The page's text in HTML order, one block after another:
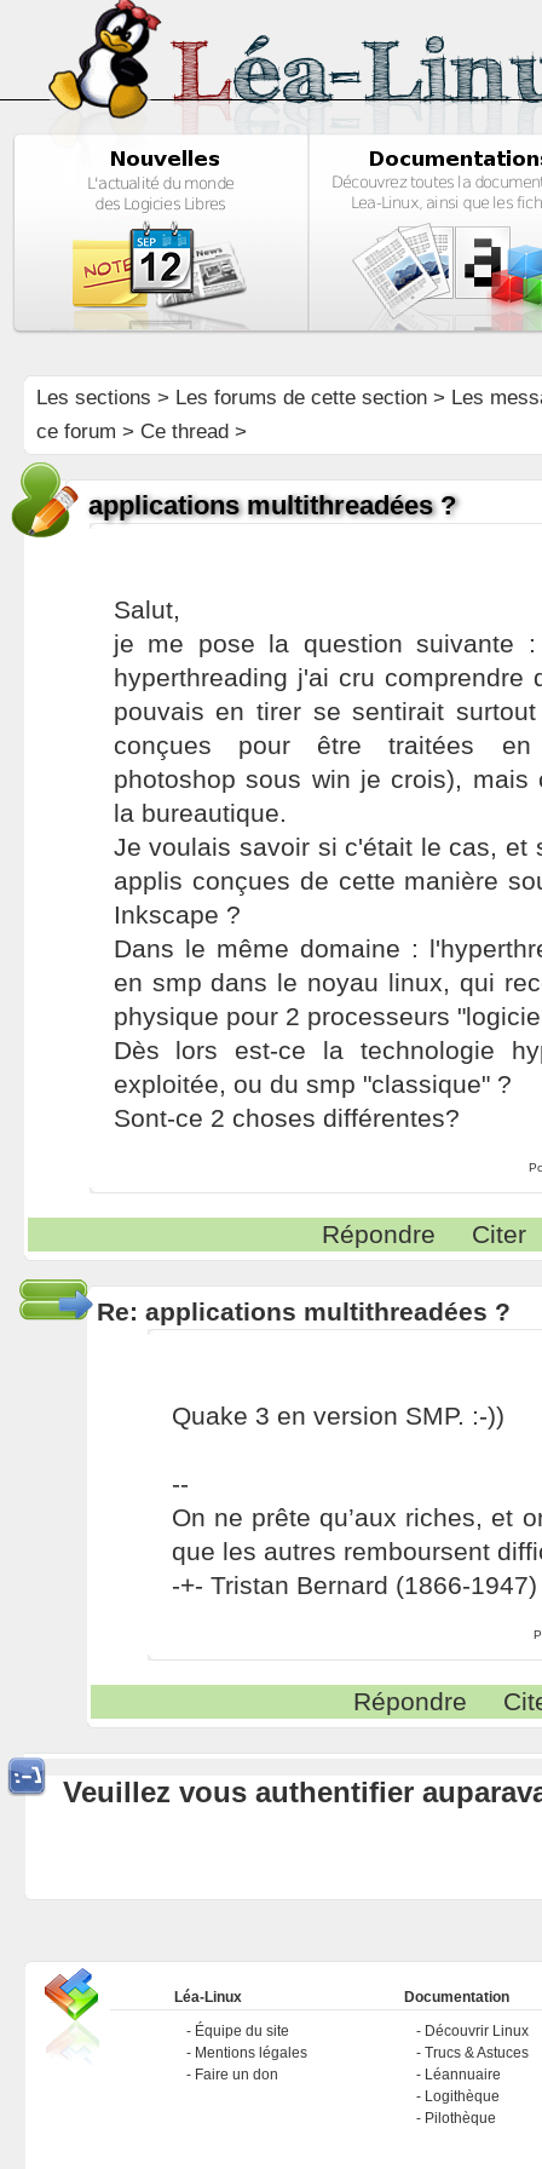
Les sections > Les forums de cette section> Les
ce forum > Ce thread >
applications multithreadées ?
Salut,
je me pose la question suivante
hyperthreading j'ai cru comprendre
pouvais en tirer se sentirait
conçues pour être traitées en
photoshop sous win je crois), mais
la bureautique.
Je voulais savoir si c'était le cas, et
applis conçues de cette manière
Inkscape ?
Dans le même domaine :
en smp dans le noyau linux, qui
physique pour 2 processeurs
Dès lors est-ce la technologie
exploitée, ou du smp "classique" ?
Sont-ce 2 choses différentes?
Répondre Citer
Re: applications multithreadées ?
Quake 3 en version SMP. :-))
--
On ne prête qu’aux riches, et
que les autres remboursent
-+- Tristan Bernard (1866-1947)
Répondre
Veuillez vous authentifier
Léa-Linux
Équipe du site
Mentions légales
Faire un don
Documentation
Découvrir Linux
Trucs & Astuces
Léannuaire
Logithèque
Pilothèque